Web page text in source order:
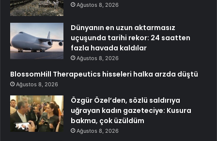
Ağustos 8, 2026
Dünyanın en uzun aktarmasız
uçuşunda tarihi rekor: 24 saatten
fazla havada kaldılar
Ağustos 8, 2026
BlossomHill Therapeutics hisseleri halka arzda düştü
Ağustos 8, 2026
Özgür Özel’den, sözlü saldırıya
uğrayan kadın gazeteciye: Kusura
bakma, çok üzüldüm
Ağustos 8, 2026